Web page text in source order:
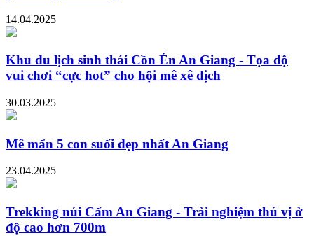
14.04.2025
Khu du lịch sinh thái Cồn Én An Giang - Tọa độ
vui chơi “cực hot” cho hội mê xê dịch
30.03.2025
Mê mẩn 5 con suối đẹp nhất An Giang
23.04.2025
Trekking núi Cấm An Giang - Trải nghiệm thú vị ở
độ cao hơn 700m